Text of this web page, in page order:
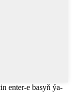
enter-e basyň ýa-